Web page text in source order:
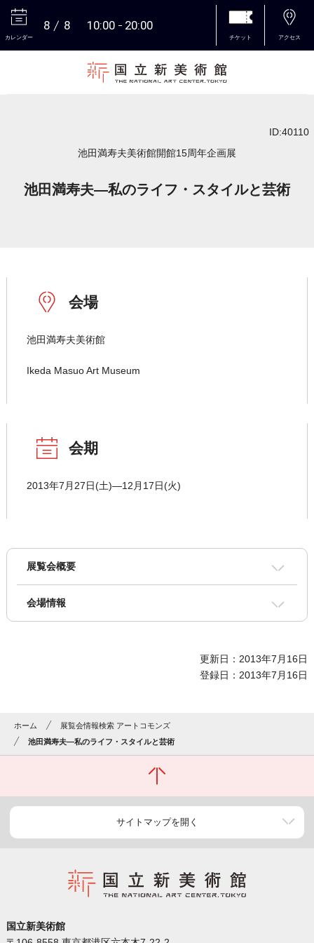
カレンダー
8 8 10:00 20:00
チケット アクセス
ID:40110
池田満寿夫美術館開館15周年企画展
池田満寿夫―私のライフ・スタイルと芸術
会場
池田満寿夫美術館
Ikeda Masuo Art Museum
会期
2013年7月27日(土)―12月17日(火)
展覧会概要
会場情報
更新日：2013年7月16日
登録日：2013年7月16日
ホーム
展覧会情報検索 アートコモンズ
池田満寿夫―私のライフ・スタイルと芸術
サイトマップを開く
国立新美術館